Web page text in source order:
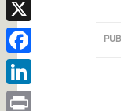
X
Facebook
LinkedIn